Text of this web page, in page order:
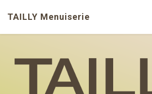
TAILLY Menuiserie